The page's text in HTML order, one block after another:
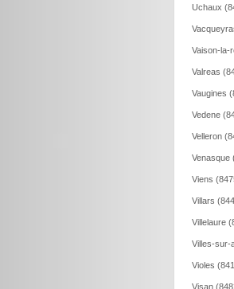
Uchaux
Vaison-la-
Valreas
Vaugines
Vedene
Velleron
Venasque
Viens
Villars
Villelaure
Villes-sur-
Violes
Visan